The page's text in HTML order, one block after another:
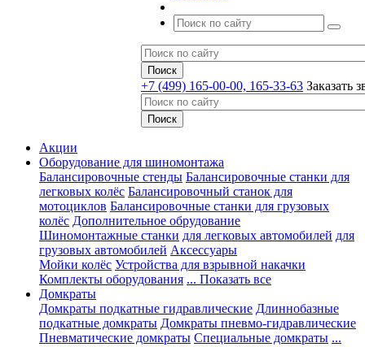
+7 (499) 165-00-00, 165-33-63 Заказать
Акции
Оборудование для шиномонтажа
Балансировочные стенды Балансировочные станки для
легковых колёс Балансировочный станок для
мотоциклов Балансировочные станки для грузовых
колёс Дополнительное обрудование
Шиномонтажные станки для легковых автомобилей для
грузовых автомобилей Аксессуары
Мойки колёс Устройства для взрывной накачки
Комплекты оборудования ... Показать все
Домкраты
Домкраты подкатные гидравлические Длиннобазные
подкатные домкраты Домкраты пневмо-гидравлические
Пневматические домкраты Специальные домкраты ...